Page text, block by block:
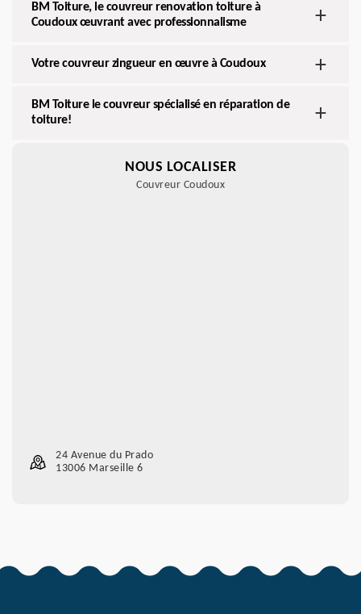
BM Toiture, le couvreur renovation toiture à
Coudoux œuvrant avec professionnalisme
Votre couvreur zingueur en œuvre à Coudoux
BM Toiture le couvreur spécialisé en réparation de
toiture!
NOUS LOCALISER
Couvreur Coudoux
24 Avenue du Prado
13006 Marseille 6